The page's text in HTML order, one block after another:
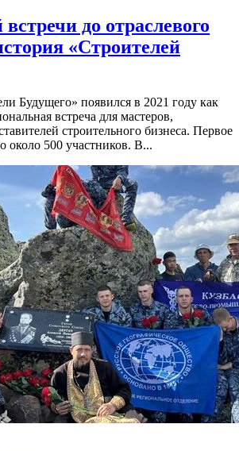
до отраслевого
«Строителей
Будущего» появился в 2021 году как
встреча для мастеров,
строительного бизнеса. Первое
около 500 участников. В...